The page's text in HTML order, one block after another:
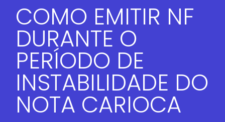
COMO EMITIR NF
DURANTE O
PERÍODO DE
INSTABILIDADE DO
NOTA CARIOCA